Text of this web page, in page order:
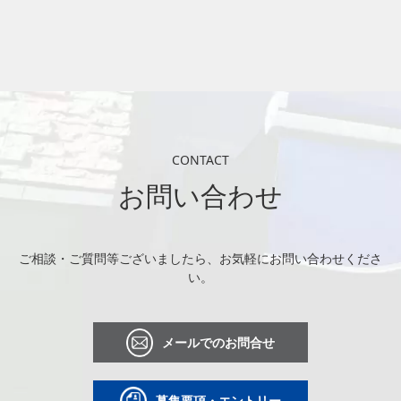
CONTACT
お問い合わせ
ご相談・ご質問等ございましたら、お気軽にお問い合わせくださ
い。
メールでのお問合せ